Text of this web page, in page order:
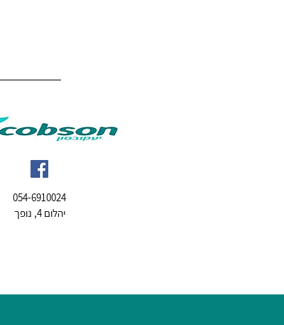
054-6910024
יהלום 4, נופך